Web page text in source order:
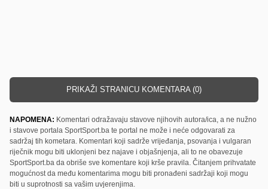
PRIKAŽI STRANICU KOMENTARA (0)
NAPOMENA: Komentari odražavaju stavove njihovih autora/ica, a ne nužno
i stavove portala SportSport.ba te portal ne može i neće odgovarati za
sadržaj tih kometara. Komentari koji sadrže vrijeđanja, psovanja i vulgaran
riječnik mogu biti uklonjeni bez najave i objašnjenja, ali to ne obavezuje
SportSport.ba da obriše sve komentare koji krše pravila. Čitanjem prihvatate
mogućnost da među komentarima mogu biti pronađeni sadržaji koji mogu
biti u suprotnosti sa vašim uvjerenjima.